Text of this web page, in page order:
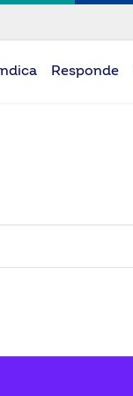
Responde